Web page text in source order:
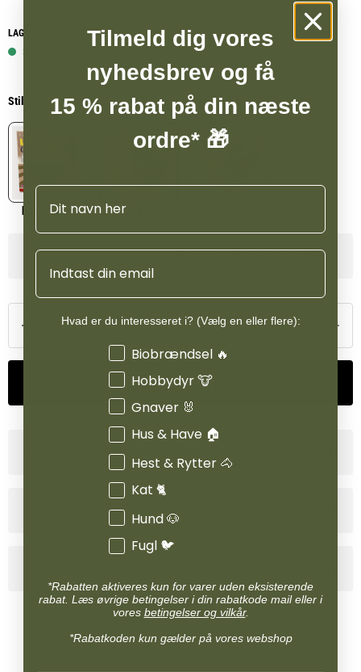
meget på boks. Den smagfulde granola gør den ekstra attraktiv og
motiverer hesten til at arbejde for sin belønning.
Med den praktiske rebfunktion er det nemt at hænge Likit Granola
stall ball op i boksen eller et andet passende sted, så den altid er
let tilgængelig for din hest.
LAGERSTATUS WEBSHOP
3 på lager
Stil
honningkag melasse
Se lagerstatus i vores butikker
Tilføj til kurv
Produktinformation
Tilmeld dig vores
nyhedsbrev og få
15 % rabat på din næste
ordre* 🎁
Navn
Email
Hvad er du interesseret i? (Vælg en eller flere):
Interesser
Biobrændsel 🔥
Hobbydyr 🐮
Gnaver 🐰
Hus & Have 🏠
Hest & Rytter 🐴
Kat 🐈
Hund 🐶
Fugl 🐦
*Rabatten aktiveres kun for varer uden eksisterende
rabat. Læs øvrige betingelser i din rabatkode mail eller i
vores betingelser og vilkår.
*Rabatkoden kun gælder på vores webshop